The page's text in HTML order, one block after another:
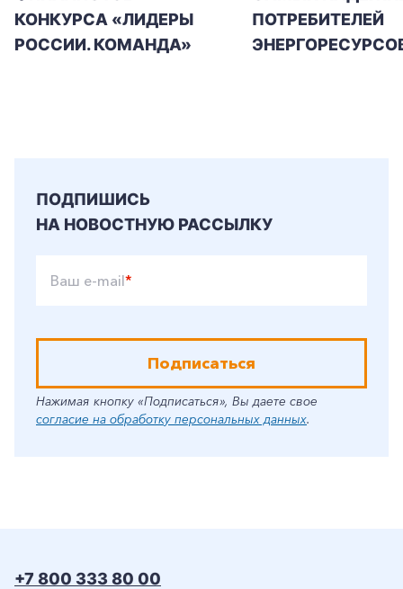
КОНКУРСА «ЛИДЕРЫ
РОССИИ. КОМАНДА»
ПОТРЕБИТЕЛЕЙ
ПОДПИШИСЬ
НА НОВОСТНУЮ РАССЫЛКУ
Ваш e-mail*
Подписаться
Нажимая кнопку «Подписаться», Вы даете свое
согласие на обработку персональных данных.
+7 800 333 80 00